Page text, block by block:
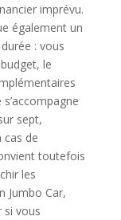
imprévu.
également un
: vous
le
sept,
cas de
toutefois
les
Jumbo Car,
si vous